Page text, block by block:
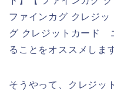
ファインカグ クレジ
グ クレジットカード
ることをオススメしま
そうやって、クレジッ